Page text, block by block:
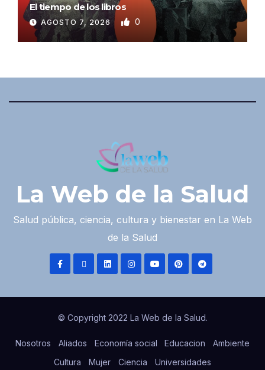
El tiempo de los libros
AGOSTO 7, 2026 0
La Web de la Salud
Salud pública, ciencia, cultura y bienestar en La Web
de la Salud
© Copyright 2022 La Web de la Salud.
Nosotros Aliados Economía social Educacion
Ambiente
Cultura
Mujer Ciencia Universidades